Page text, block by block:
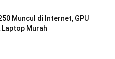
Muncul di Internet, GPU
Murah